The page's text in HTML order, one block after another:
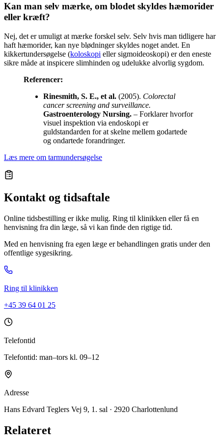
Kan man selv mærke, om blodet skyldes hæmorider
eller kræft?
Nej, det er umuligt at mærke forskel selv. Selv hvis man tidligere har
haft hæmorider, kan nye blødninger skyldes noget andet. En
kikkertundersøgelse (koloskopi eller sigmoideoskopi) er den eneste
sikre måde at inspicere slimhinden og udelukke alvorlig sygdom.
Referencer:
Rinesmith, S. E., et al. (2005). Colorectal
cancer screening and surveillance.
Gastroenterology Nursing. – Forklarer hvorfor
visuel inspektion via endoskopi er
guldstandarden for at skelne mellem godartede
og ondartede forandringer.
Læs mere om tarmundersøgelse
Kontakt og tidsaftale
Online tidsbestilling er ikke mulig. Ring til klinikken eller få en
henvisning fra din læge, så vi kan finde den rigtige tid.
Med en henvisning fra egen læge er behandlingen gratis under den
offentlige sygesikring.
Ring til klinikken
+45 39 64 01 25
Telefontid
Telefontid: man–tors kl. 09–12
Adresse
Hans Edvard Teglers Vej 9, 1. sal · 2920 Charlottenlund
Relateret